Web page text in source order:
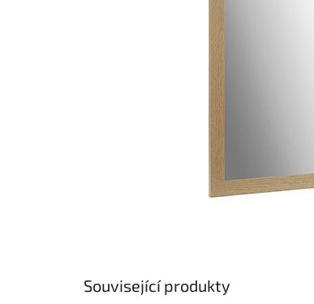
Související produkty